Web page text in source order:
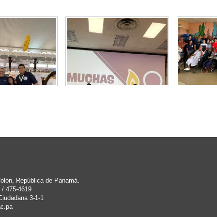
República de Panamá.
475-4619
3-1-1